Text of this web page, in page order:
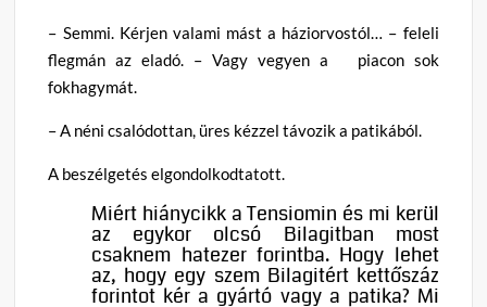
– Semmi. Kérjen valami mást a háziorvostól… – feleli
flegmán az eladó. – Vagy vegyen a piacon sok
fokhagymát.
– A néni csalódottan, üres kézzel távozik a patikából.
A beszélgetés elgondolkodtatott.
Miért hiánycikk a Tensiomin és mi kerül
az egykor olcsó Bilagitban most
csaknem hatezer forintba. Hogy lehet
az, hogy egy szem Bilagitért kettőszáz
forintot kér a gyártó vagy a patika? Mi